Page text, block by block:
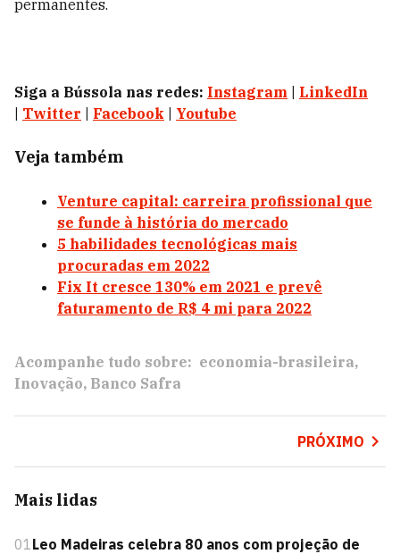
permanentes.
Siga a Bússola nas redes: Instagram
LinkedIn
Twitter Facebook Youtube
Veja também
Venture capital: carreira profissional que
se funde à história do mercado
5 habilidades tecnológicas mais
procuradas em 2022
Fix It cresce 130% em 2021 e prevê
faturamento de R$ 4 mi para 2022
Acompanhe tudo sobre: economia-brasileira
Inovação Banco Safra
PRÓXIMO
Mais lidas
01Leo Madeiras celebra 80 anos com projeção de